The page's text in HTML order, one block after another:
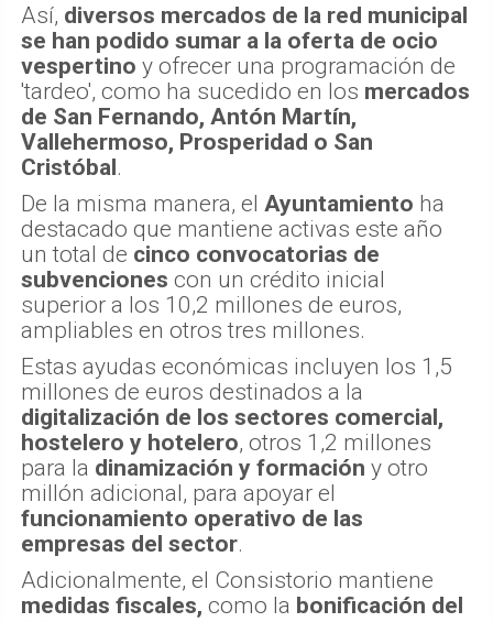
Así, diversos mercados de la red municipal
se han podido sumar a la oferta de ocio
vespertino y ofrecer una programación de
'tardeo', como ha sucedido en los mercados
de San Fernando, Antón Martín,
Vallehermoso, Prosperidad o San
Cristóbal.
De la misma manera, el Ayuntamiento ha
destacado que mantiene activas este año
un total de cinco convocatorias de
subvenciones con un crédito inicial
superior a los 10,2 millones de euros,
ampliables en otros tres millones.
Estas ayudas económicas incluyen los 1,5
millones de euros destinados a la
digitalización de los sectores comercial,
hostelero y hotelero, otros 1,2 millones
para la dinamización y formación y otro
millón adicional, para apoyar el
funcionamiento operativo de las
empresas del sector.
Adicionalmente, el Consistorio mantiene
medidas fiscales, como la bonificación del